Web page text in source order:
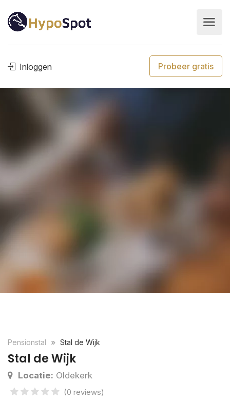
Inloggen Probeer gratis
Pensionstal Stal de Wijk
Stal de Wijk
Locatie: Oldekerk
(0 reviews)